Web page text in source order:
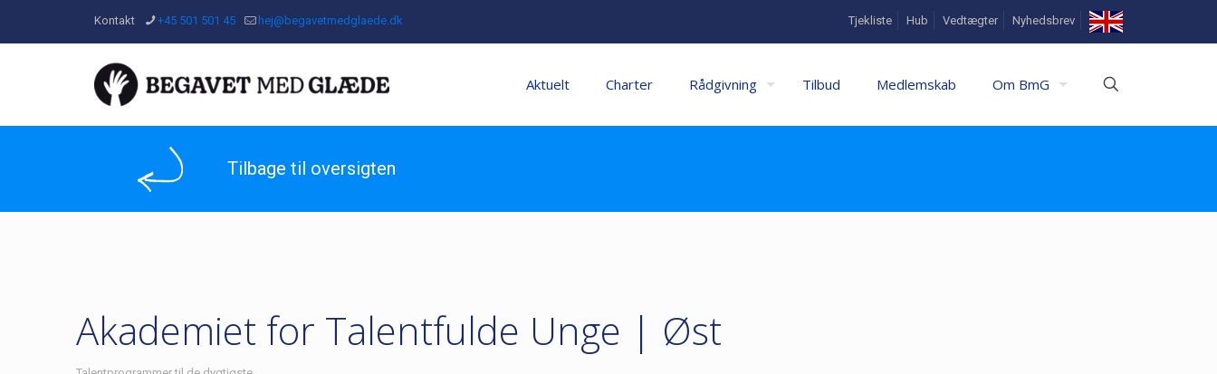
Kontakt +45 501 501 45 hej@begavetmedglaede.dk Tjekliste Hub Vedtægter Nyhedsbrev
In
Aktuelt Charter Rådgivning Tilbud Medlemskab Om BmG
Tilbage til oversigten
Akademiet for Talentfulde Unge | Øst